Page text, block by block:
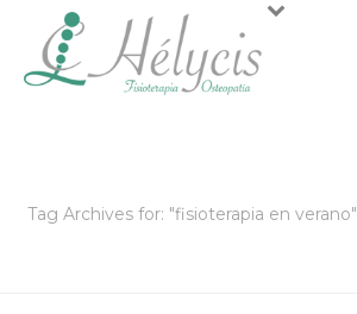
Tag Archives for: "fisioterapia en verano"